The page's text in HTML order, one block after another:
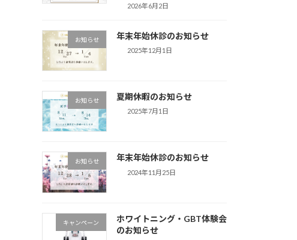
2026年6月2日
お知らせ 年末年始休診のお知らせ
2025年12月1日
お知らせ 夏期休暇のお知らせ
2025年7月1日
お知らせ 年末年始休診のお知らせ
2024年11月25日
キャンペーン
ホワイトニング・GBT体験会
のお知らせ